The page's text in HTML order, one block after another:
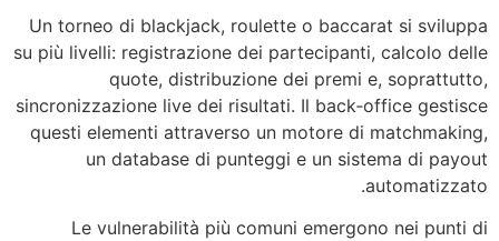
Un torneo di blackjack, roulette o baccarat si sviluppa
su più livelli: registrazione dei partecipanti, calcolo delle
quote, distribuzione dei premi e, soprattutto,
sincronizzazione live dei risultati. Il back‑office gestisce
questi elementi attraverso un motore di matchmaking,
un database di punteggi e un sistema di payout
automatizzato.
Le vulnerabilità più comuni emergono nei punti di